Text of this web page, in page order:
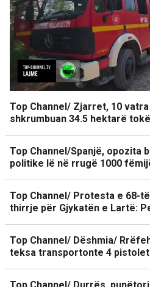
Top Channel/ Zjarret, 10
shkrumbuan 34.5 hektarë tokë
Top Channel/Spanjë, opozita
politike lë në rrugë 1000
Top Channel/ Protesta e 68-
thirrje për Gjykatën e Lartë:
Top Channel/ Dëshmia/
teksa transportonte 4